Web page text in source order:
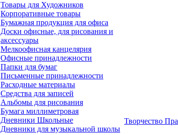
Товары для Художников
Корпоративные товары
Бумажная продукция для офиса
Доски офисные, для рисования и
аксессуары
Мелкоофисная канцелярия
Офисные принадлежности
Папки для бумаг
Письменные принадлежности
Расходные материалы
Средства для записей
Альбомы для рисования
Бумага миллиметровая
Дневники Школьные
Дневники для музыкальной школы
Творчество